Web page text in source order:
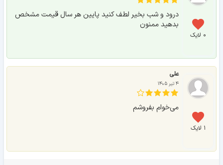
۰ لایک
درود و شب بخیر لطف کنید پایین هر سال قیمت مشخص
بدهید ممنون
۱ لایک
علی
۴ تیر ۱۴۰۵
می‌خوام بفروشم